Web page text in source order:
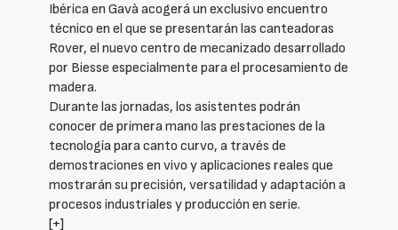
Ibérica en Gavà acogerá un exclusivo encuentro
técnico en el que se presentarán las canteadoras
Rover, el nuevo centro de mecanizado desarrollado
por Biesse especialmente para el procesamiento de
madera.
Durante las jornadas, los asistentes podrán
conocer de primera mano las prestaciones de la
tecnología para canto curvo, a través de
demostraciones en vivo y aplicaciones reales que
mostrarán su precisión, versatilidad y adaptación a
procesos industriales y producción en serie.
[+]